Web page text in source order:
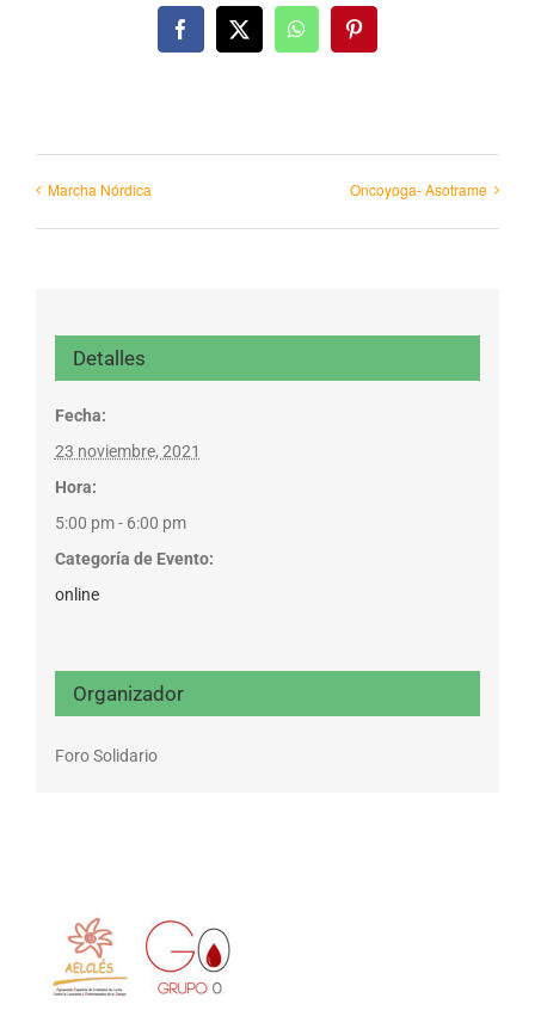
Facebook
X WhatsAppPinterest
Marcha Nórdica Oncoyoga- Asotrame
Detalles
Fecha:
23 noviembre, 2021
Hora:
5:00 pm - 6:00 pm
Categoría de Evento:
online
Organizador
Foro Solidario